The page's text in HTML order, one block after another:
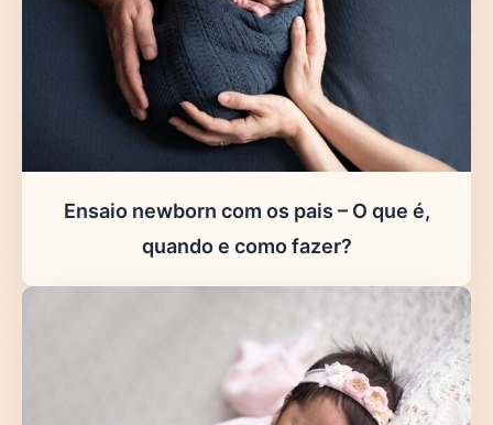
Ensaio newborn com os pais – O que é,
quando e como fazer?